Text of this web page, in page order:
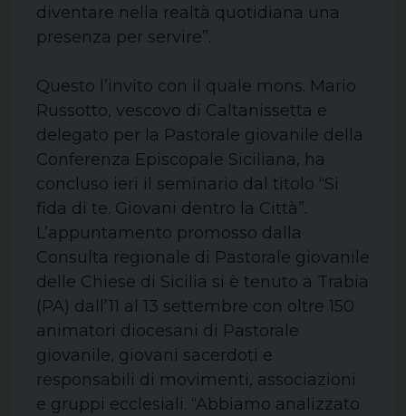
diventare nella realtà quotidiana una
presenza per servire”.
Questo l’invito con il quale mons. Mario
Russotto, vescovo di Caltanissetta e
delegato per la Pastorale giovanile della
Conferenza Episcopale Siciliana, ha
concluso ieri il seminario dal titolo “Si
fida di te. Giovani dentro la Città”.
L’appuntamento promosso dalla
Consulta regionale di Pastorale giovanile
delle Chiese di Sicilia si è tenuto a Trabia
(PA) dall’11 al 13 settembre con oltre 150
animatori diocesani di Pastorale
giovanile, giovani sacerdoti e
responsabili di movimenti, associazioni
e gruppi ecclesiali. “Abbiamo analizzato